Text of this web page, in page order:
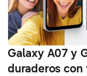
Galaxy A07 y
duraderos